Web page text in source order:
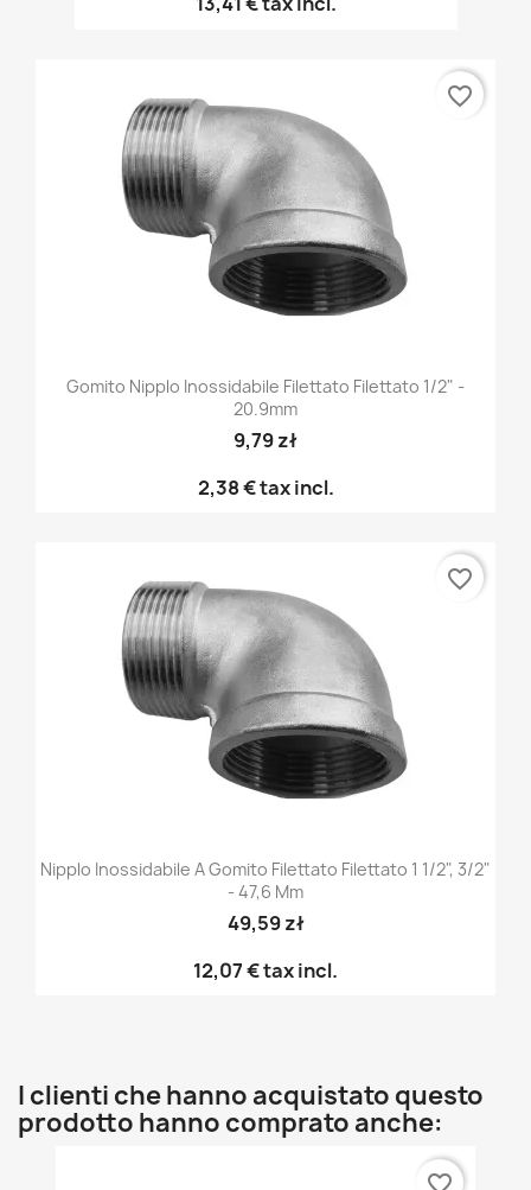
Gomito Nipplo Inossidabile Filettato Filettato 1/2" -
20.9mm
9,79 zł
2,38 €tax incl.
favorite_border
Nipplo Inossidabile A Gomito Filettato Filettato 1 1/2", 3/2"
- 47,6 Mm
49,59 zł
12,07 €tax incl.
favorite_border
I clienti che hanno acquistato questo
prodotto hanno comprato anche:
favorite_border